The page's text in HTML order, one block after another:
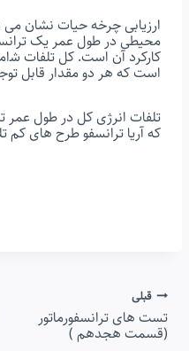
ارزﯾﺎﺑﻰ ﭼﺮﺧﻪ ﺣﯿﺎت ﻧﺸﺎن
ﻣﺤﯿﻄﻰ در ﻃﻮل ﻋﻤﺮ ﯾﮏ
ﮐﺎرﮐﺮد آن اﺳﺖ. ﮐﻞ ﺗﻠﻔﺎت
اﺳﺖ ﮐﻪ ﻫﺮ دو ﻣﻘﺪار ﻗﺎﺑﻞ
ﺗﻠﻔﺎت اﻧﺮژى ﮐﻞ در ﻃﻮل ﻋﻤﺮ
ﮐﻪ آرﯾﺎ ﺗﺮاﻧﺴﻔﻮ ﻃﺮح ﻫﺎى ﮐﻢ
راهبری
نوشته
قبلی
تست های ترانسفورماتور
(قسمت هجدهم )